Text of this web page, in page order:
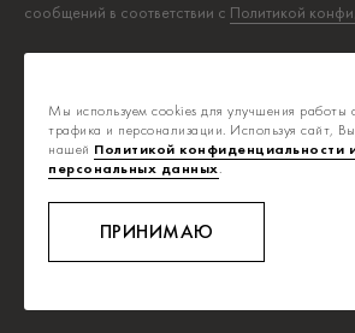
сообщений в соответствии с Политикой
Политика конфиденциальности
Публичная оферта
8-800-700-0392
Ежедневно, с 8:00 до 20:00
Звонок бесплатный
Мы используем cookies для улучшения работы
трафика и персонализации. Используя сайт,
нашей Политикой конфиденциальности
персональных данных.
ПРИНИМАЮ